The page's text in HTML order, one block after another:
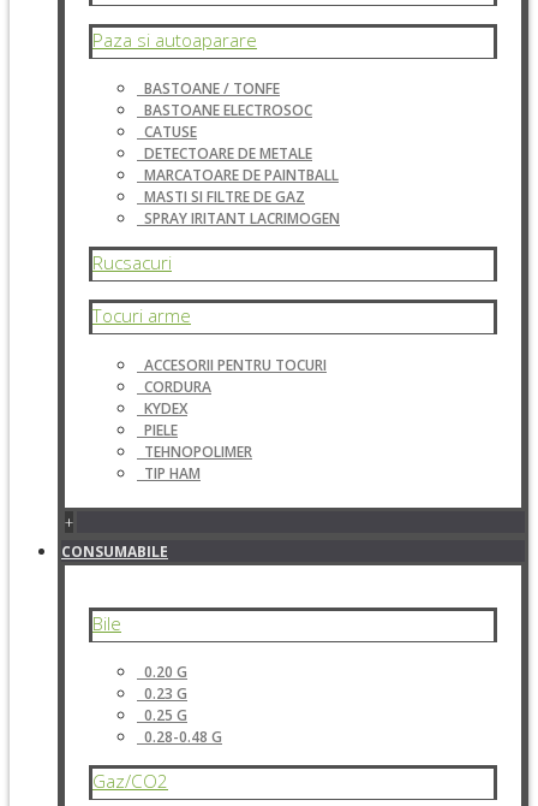
Paza si autoaparare
BASTOANE / TONFE
BASTOANE ELECTROSOC
CATUSE
DETECTOARE DE METALE
MARCATOARE DE PAINTBALL
MASTI SI FILTRE DE GAZ
SPRAY IRITANT LACRIMOGEN
Rucsacuri
Tocuri arme
ACCESORII PENTRU TOCURI
CORDURA
KYDEX
PIELE
TEHNOPOLIMER
TIP HAM
+
CONSUMABILE
Bile
0.20 G
0.23 G
0.25 G
0.28-0.48 G
Gaz/CO2